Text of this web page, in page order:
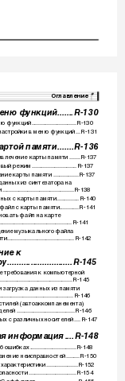
Оглавление
функций....... R-130
функций..............................R-130
астройки в меню функций ...R-131
памяти.......R-136
карты па мяти
R-137
режим R-137
ние карты п амяти R-137
нных из синтез атора на
R-138
с карты п амяти R-140
ф айл с карты п амяти......... R-141
ать фа йл н а карте
R-141
ение музыка льного файла
R-142
к
............................ R-145
требования к компьютерной
............................................R-145
з агрузк а данных из п амяти
R-146
( автоаккомп анемента)
елей .......................................R-146
с различных носителей.... R-147
информация.... R-148
ошибк ах
R-148
анение неисправностей R-150
характеристики R-152
асности................................R-154